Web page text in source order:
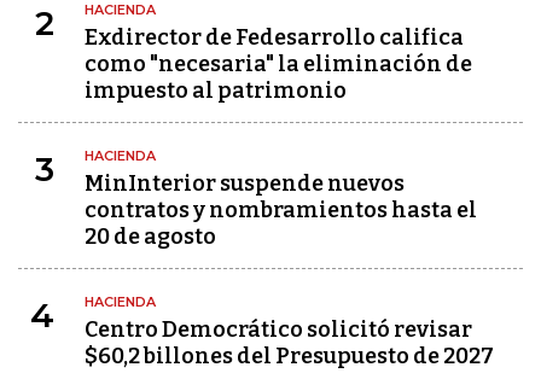
2 HACIENDA
Exdirector de Fedesarrollo califica
como "necesaria" la eliminación de
impuesto al patrimonio
3 HACIENDA
MinInterior suspende nuevos
contratos y nombramientos hasta el
20 de agosto
4 HACIENDA
Centro Democrático solicitó revisar
$60,2 billones del Presupuesto de 2027